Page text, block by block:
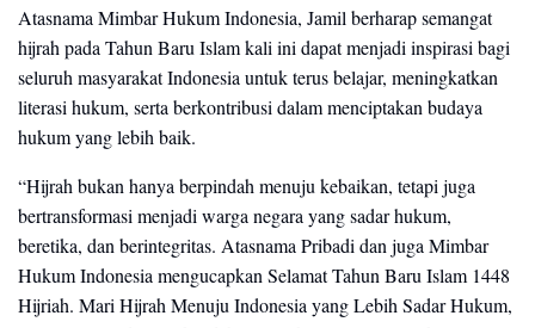
Atasnama Mimbar Hukum Indonesia, Jamil berharap semangat
hijrah pada Tahun Baru Islam kali ini dapat menjadi inspirasi bagi
seluruh masyarakat Indonesia untuk terus belajar, meningkatkan
literasi hukum, serta berkontribusi dalam menciptakan budaya
hukum yang lebih baik.
“Hijrah bukan hanya berpindah menuju kebaikan, tetapi juga
bertransformasi menjadi warga negara yang sadar hukum,
beretika, dan berintegritas. Atasnama Pribadi dan juga Mimbar
Hukum Indonesia mengucapkan Selamat Tahun Baru Islam 1448
Hijriah. Mari Hijrah Menuju Indonesia yang Lebih Sadar Hukum,